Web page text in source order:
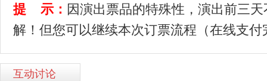
提 示： 因演出票品的特殊性，演出前三
解！但您可以继续本次订票流程（在线支
互动讨论